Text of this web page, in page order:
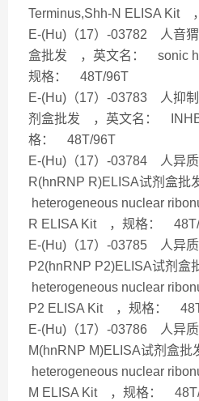
Terminus,Shh-N ELISA Kit
E-(Hu)（17）-03782 人音
盒批发 ，英文名： sonic
规格： 48T/96T
E-(Hu)（17）-03783 人抑
剂盒批发 ，英文名：
格： 48T/96T
E-(Hu)（17）-03784 人异
R(hnRNP R)ELISA试剂盒
heterogeneous nuclear
R ELISA Kit ，规格：
E-(Hu)（17）-03785 人异
P2(hnRNP P2)ELISA试剂
heterogeneous nuclear
P2 ELISA Kit ，规格：
E-(Hu)（17）-03786 人异
M(hnRNP M)ELISA试剂盒
heterogeneous nuclear
M ELISA Kit ，规格：